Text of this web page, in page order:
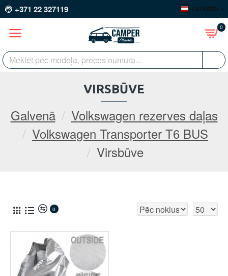
+371 22 327119 LATVIEŠU
0
Galvenā
Volkswagen rezerves daļas
Volkswagen Transporter T6 BUS
Virsbūve
VIRSBŪVE
0